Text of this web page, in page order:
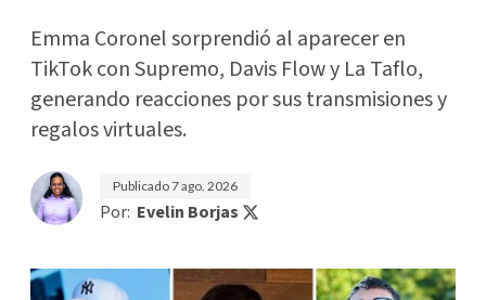
Emma Coronel sorprendió al aparecer en
TikTok con Supremo, Davis Flow y La Taflo,
generando reacciones por sus transmisiones y
regalos virtuales.
Publicado7 ago. 2026
Por: Evelin Borjas